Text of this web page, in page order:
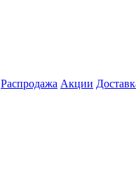
Распродажа Акции